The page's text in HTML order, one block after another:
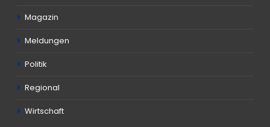
Magazin
Meldungen
Politik
Regional
Wirtschaft